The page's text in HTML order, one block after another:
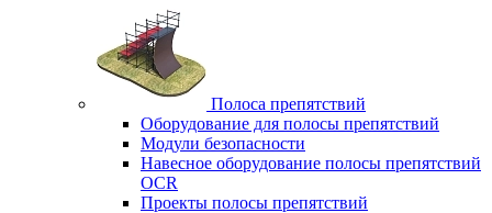
Полоса препятствий
Оборудование для полосы препятствий
Модули безопасности
Навесное оборудование полосы препятствий
OCR
Проекты полосы препятствий